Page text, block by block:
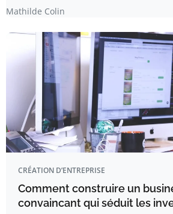
Mathilde Colin
CRÉATION D’ENTREPRISE
Comment construire un
convaincant qui séduit les